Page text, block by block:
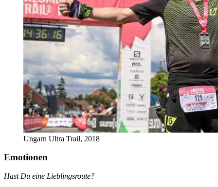
Ungarn Ultra Trail, 2018
Emotionen
Hast Du eine Lieblingsroute?